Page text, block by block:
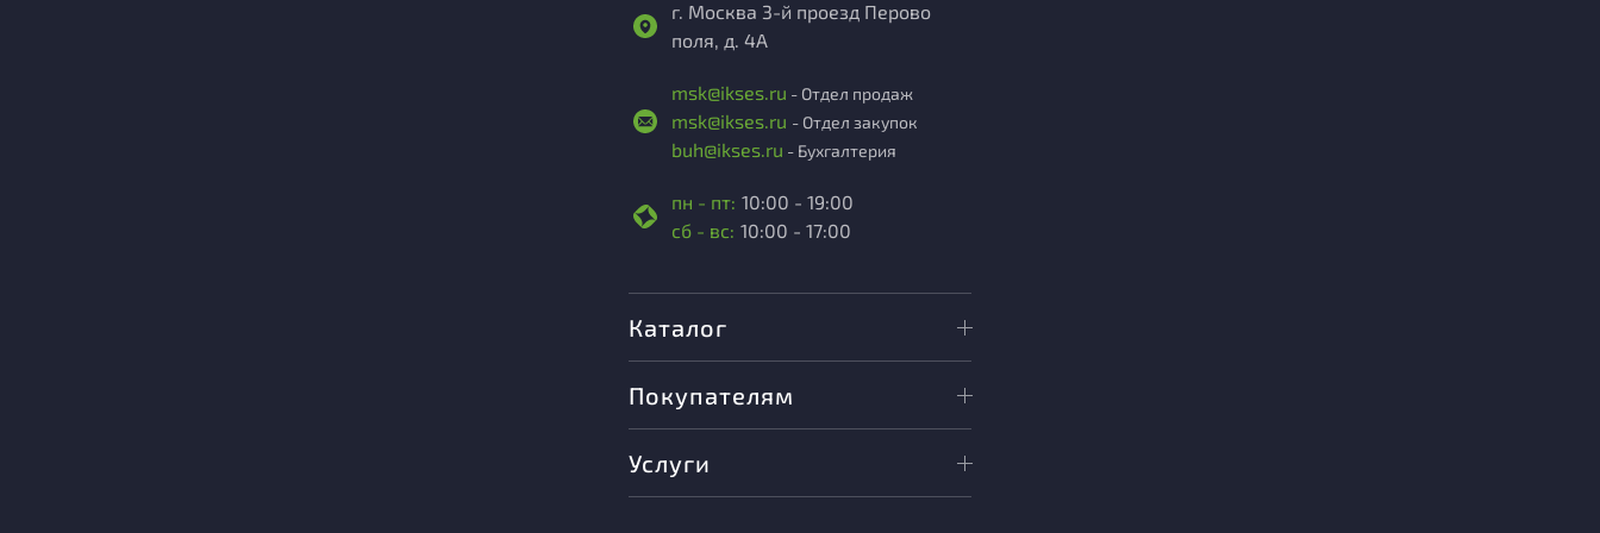
г. Москва 3-й проезд Перово
поля, д. 4А
msk@ikses.ru - Отдел продаж
msk@ikses.ru - Отдел закупок
buh@ikses.ru - Бухгалтерия
пн - пт: 10:00 - 19:00
сб - вс: 10:00 - 17:00
Каталог
Покупателям
Услуги